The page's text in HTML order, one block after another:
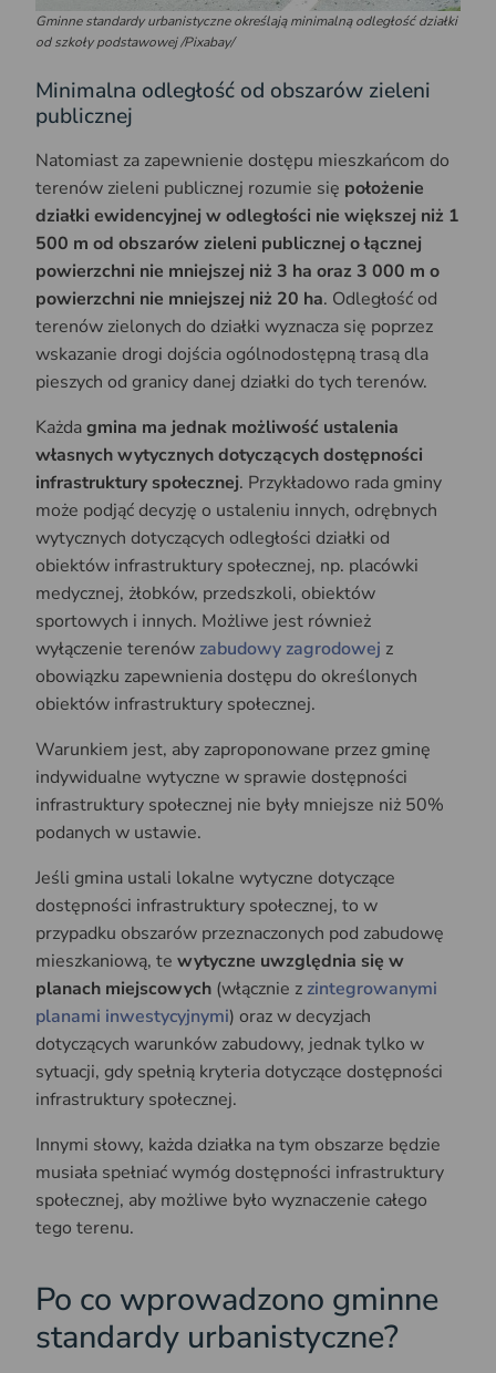
Gminne standardy urbanistyczne określają minimalną odległość działki
od szkoły podstawowej/Pixabay/
Minimalna odległość od obszarów zieleni
publicznej
Natomiast za zapewnienie dostępu mieszkańcom do
terenów zieleni publicznej rozumie się położenie
działki ewidencyjnej w odległości nie większej niż 1
500 m od obszarów zieleni publicznej o łącznej
powierzchni nie mniejszej niż 3 ha oraz 3 000 m o
powierzchni nie mniejszej niż 20 ha. Odległość od
terenów zielonych do działki wyznacza się poprzez
wskazanie drogi dojścia ogólnodostępną trasą dla
pieszych od granicy danej działki do tych terenów.
Każdagmina ma jednak możliwość ustalenia
własnych wytycznych dotyczących dostępności
infrastruktury społecznej. Przykładowo rada gminy
może podjąć decyzję o ustaleniu innych, odrębnych
wytycznych dotyczących odległości działki od
obiektów infrastruktury społecznej, np. placówki
medycznej, żłobków, przedszkoli, obiektów
sportowych i innych. Możliwe jest również
wyłączenie terenów zabudowy zagrodowej z
obowiązku zapewnienia dostępu do określonych
obiektów infrastruktury społecznej.
Warunkiem jest, aby zaproponowane przez gminę
indywidualne wytyczne w sprawie dostępności
infrastruktury społecznej nie były mniejsze niż 50%
podanych w ustawie.
Jeśli gmina ustali lokalne wytyczne dotyczące
dostępności infrastruktury społecznej, to w
przypadku obszarów przeznaczonych pod zabudowę
mieszkaniową, te wytyczne uwzględnia się w
planach miejscowych (włącznie z zintegrowanymi
planami inwestycyjnymi) oraz w decyzjach
dotyczących warunków zabudowy, jednak tylko w
sytuacji, gdy spełnią kryteria dotyczące dostępności
infrastruktury społecznej.
Innymi słowy, każda działka na tym obszarze będzie
musiała spełniać wymóg dostępności infrastruktury
społecznej, aby możliwe było wyznaczenie całego
tego terenu.
Po co wprowadzono gminne
standardy urbanistyczne?